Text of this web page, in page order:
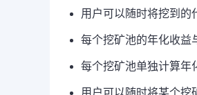
用户可以随时将挖到的
每个挖矿池的年化收益
每个挖矿池单独计算年
用户可以随时将某个挖